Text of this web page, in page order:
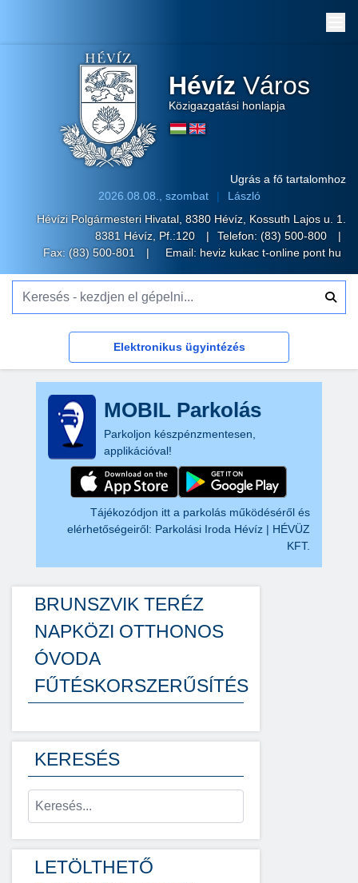
Hévíz Város
Közigazgatási honlapja
Ugrás a fő tartalomhoz
2026.08.08., szombat
László
Hévízi Polgármesteri Hivatal, 8380 Hévíz, Kossuth Lajos u. 1.
8381 Hévíz, Pf.:120
Telefon: (83) 500-800
Fax: (83) 500-801
Email: heviz kukac t-online pont hu
Elektronikus ügyintézés
MOBIL Parkolás
Parkoljon készpénzmentesen,
applikációval!
Tájékozódjon itt a parkolás működéséről és
elérhetőségeiről: Parkolási Iroda Hévíz | HÉVÜZ
KFT.
BRUNSZVIK TERÉZ
NAPKÖZI OTTHONOS
ÓVODA
FŰTÉSKORSZERŰSÍTÉS
KERESÉS
LETÖLTHETŐ